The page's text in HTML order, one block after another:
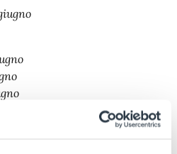
Potter - 28 giugno
giugno